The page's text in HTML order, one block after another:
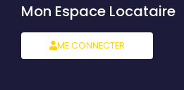
Mon Espace Locataire
ME CONNECTER